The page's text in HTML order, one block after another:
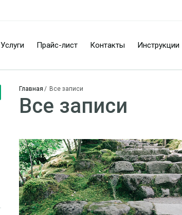
Услуги Прайс-лист Контакты Инструкции
Главная / Все записи
Все записи